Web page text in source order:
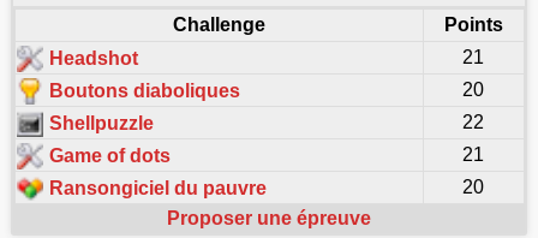
Challenge
Points
Headshot
21
Boutons diaboliques
20
Shellpuzzle
22
Game of dots
21
Ransongiciel du pauvre
20
Proposer une épreuve